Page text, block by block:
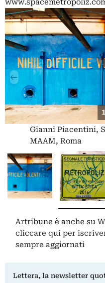
Gianni Piacentini,
MAAM, Roma
Artribune è anche su
cliccare qui per
sempre aggiornati
Lettera, la newsletter